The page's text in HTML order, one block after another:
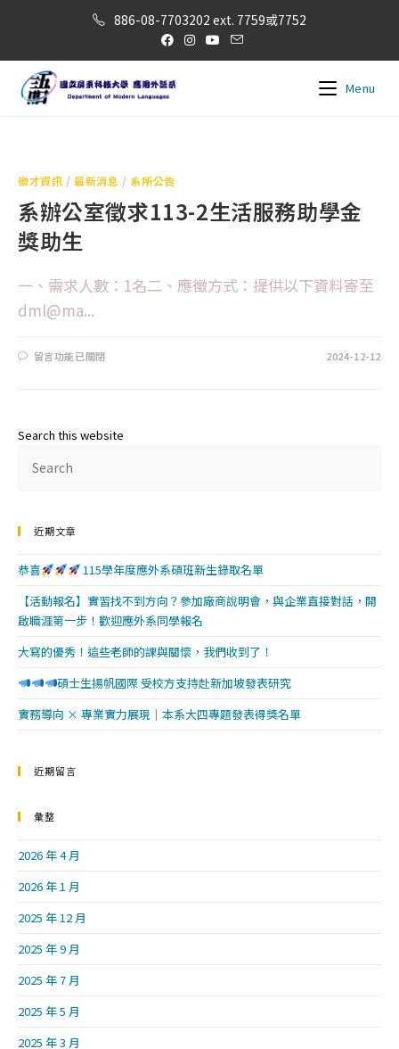
886-08-7703202 ext. 7759或7752
Menu
徵才資訊 /最新消息 / 系所公告
系辦公室徵求113-2生活服務助學金
獎助生
一、需求人數：1名二、應徵方式：提供以下資料寄至
dml@ma...
留言功能已關閉 2024-12-12
Search this website
近期文章
恭喜
115學年度應外系碩班新生錄取名單
【活動報名】實習找不到方向？參加廠商說明會，與企業直接對話，開
啟職涯第一步！歡迎應外系同學報名
大寫的優秀！這些老師的課與關懷，我們收到了！
碩士生揚帆國際 受校方支持赴新加坡發表研究
實務導向 × 專業實力展現｜本系大四專題發表得獎名單
近期留言
彙整
2026 年 4 月
2026 年 1 月
2025 年 12 月
2025 年 9 月
2025 年 7 月
2025 年 5 月
2025 年 3 月